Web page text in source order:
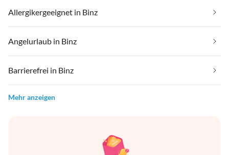
Allergikergeeignet in Binz
Angelurlaub in Binz
Barrierefrei in Binz
Mehr anzeigen